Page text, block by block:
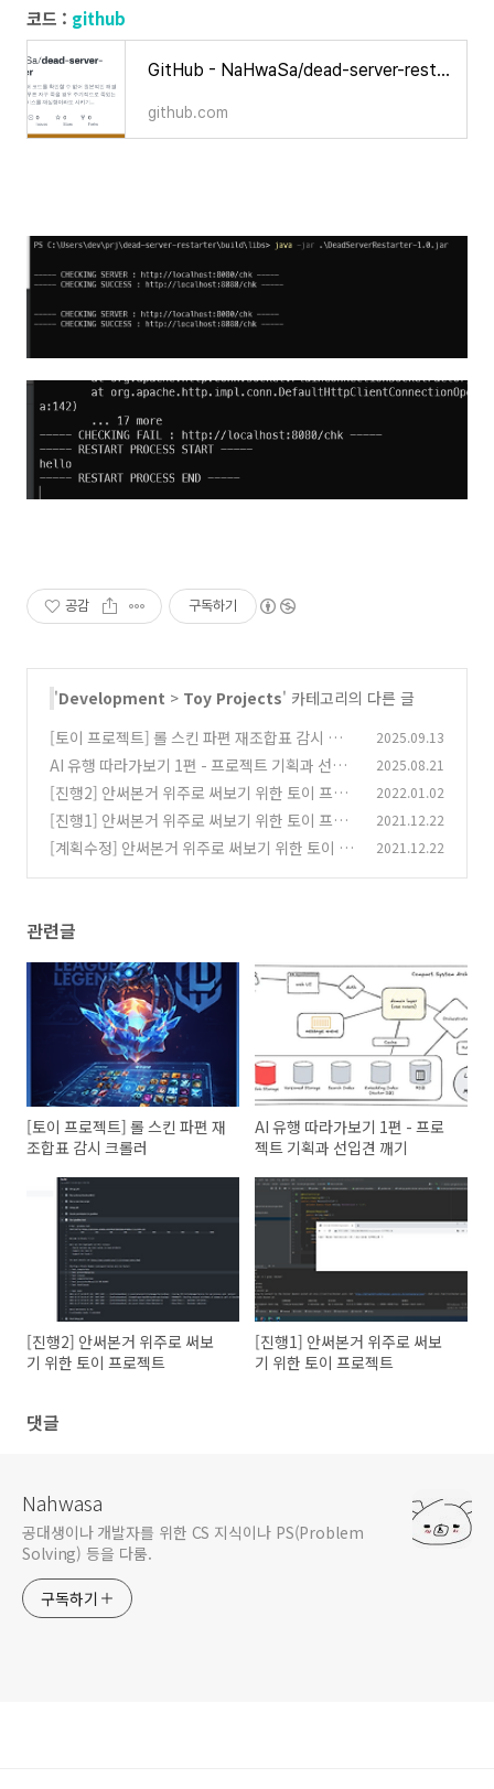
코드 : github
GitHub - NaHwaSa/dead-server-restarter: 특정 서버에 대해 코드를 확인할 수 없어 원본적인 해결은 안되지
github.com
공감 구독하기
'Development > Toy Projects' 카테고리의 다른 글
[토이 프로젝트] 롤 스킨 파편 재조합표 감시 크롤
러
(0)
2025.09.13
AI 유행 따라가보기 1편 - 프로젝트 기획과 선입
견 깨기 (3)
2025.08.21
[진행2] 안써본거 위주로 써보기 위한 토이 프로
젝트 (2)
2022.01.02
[진행1] 안써본거 위주로 써보기 위한 토이 프로
젝트 (0)
2021.12.22
[계획수정] 안써본거 위주로 써보기 위한 토이 프
2021.12.22
관련글
[토이 프로젝트] 롤 스킨 파편 재
조합표 감시 크롤러
AI 유행 따라가보기 1편 - 프로
젝트 기획과 선입견 깨기
[진행2] 안써본거 위주로 써보
기 위한 토이 프로젝트
[진행1] 안써본거 위주로 써보
기 위한 토이 프로젝트
댓글
Nahwasa
공대생이나 개발자를 위한 CS 지식이나 PS(Problem
Solving) 등을 다룸.
구독하기